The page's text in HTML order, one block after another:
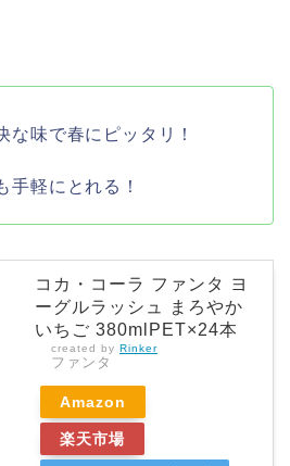
な味で春にピッタリ！
手軽にとれる！
コカ・コーラ ファンタ ヨ
ーグルラッシュ まろやか
いちご 380mlPET×24本
created by Rinker
ファンタ
Amazon
楽天市場